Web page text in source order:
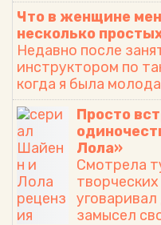
ти на Вашем
сайте
Что в женщине
несколько
Недавно после
инструктором по
когда я была
Просто
Лола»
Смотрела
уговаривал
замысел